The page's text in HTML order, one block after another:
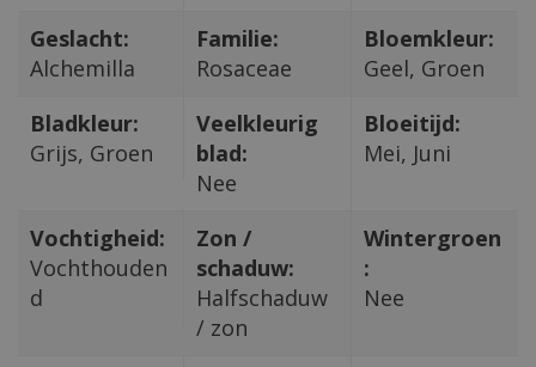
Geslacht:
Alchemilla
Familie:
Rosaceae
Bloemkleur:
Geel, Groen
Bladkleur:
Grijs, Groen
Veelkleurig
blad:
Nee
Bloeitijd:
Mei, Juni
Vochtigheid:
Vochthouden
d
Zon /
schaduw:
Halfschaduw
/ zon
Wintergroen
:
Nee